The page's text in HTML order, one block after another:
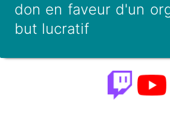
don en faveur d'un
but lucratif